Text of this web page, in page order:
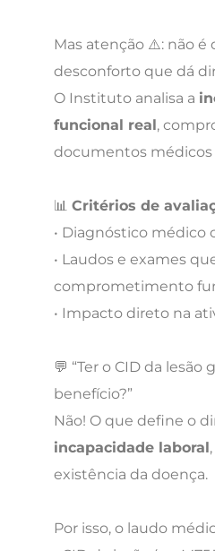
Mas atenção ⚠️: não é
desconforto que dá
O Instituto analisa a
funcional real,
documentos médicos
📊 Critérios de
• Diagnóstico médico
• Laudos e exames
comprometimento
• Impacto direto na
💬 “Ter o CID da lesão
benefício?”
Não! O que define o
incapacidade laboral
existência da doença.
Por isso, o laudo